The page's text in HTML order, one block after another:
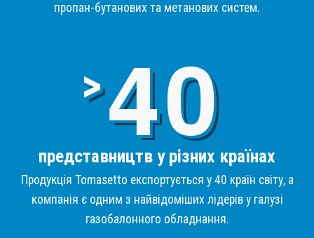
пропан-бутанових та метанових систем.
>4
представництв у різних країнах
Продукція Tomasetto експортується у 40 країн світу, а
компанія є одним з найвідоміших лідерів у галузі
газобалонного обладнання.